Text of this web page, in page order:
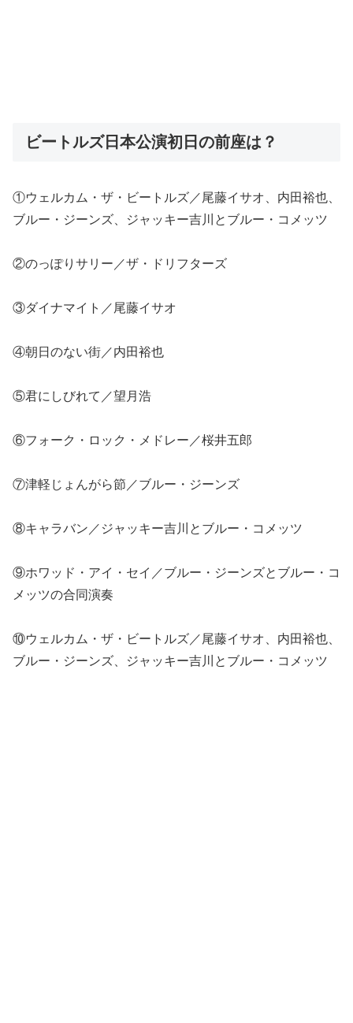
ビートルズ日本公演初日の前座は？
①ウェルカム・ザ・ビートルズ／尾藤イサオ、内田裕也、
ブルー・ジーンズ、ジャッキー吉川とブルー・コメッツ
②のっぽりサリー／ザ・ドリフターズ
③ダイナマイト／尾藤イサオ
④朝日のない街／内田裕也
⑤君にしびれて／望月浩
⑥フォーク・ロック・メドレー／桜井五郎
⑦津軽じょんがら節／ブルー・ジーンズ
⑧キャラバン／ジャッキー吉川とブルー・コメッツ
⑨ホワッド・アイ・セイ／ブルー・ジーンズとブルー・コ
メッツの合同演奏
⑩ウェルカム・ザ・ビートルズ／尾藤イサオ、内田裕也、
ブルー・ジーンズ、ジャッキー吉川とブルー・コメッツ